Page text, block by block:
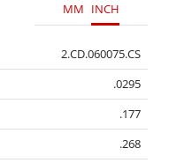
MM INCH
2.CD.060075.CS
.0295
.177
.268